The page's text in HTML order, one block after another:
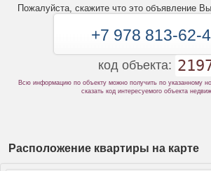
Пожалуйста, скажите что это объявление
+7 978 813-62-
код объекта:
Всю информацию по объекту можно получить по указанному
сказать код интересуемого объекта
Расположение квартиры на карте